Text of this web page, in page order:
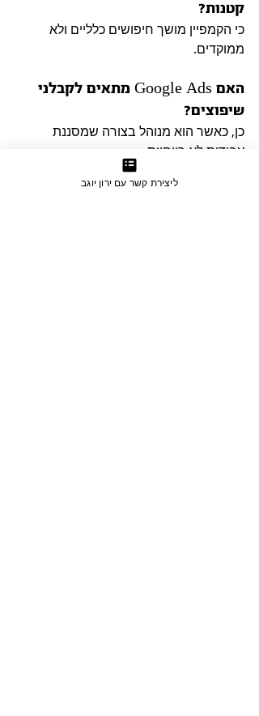
קטנות?
כי הקמפיין מושך חיפושים כלליים ולא
ממוקדים.
האם Google Ads מתאים לקבלני
שיפוצים?
כן, כאשר הוא מנוהל בצורה שמסננת
עבודות לא רווחיות.
ליצירת קשר עם ירון יוגב